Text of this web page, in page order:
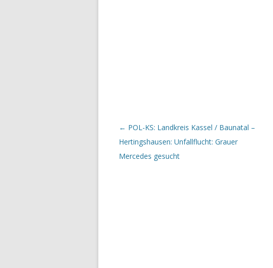
Beitrags-Navigation
← POL-KS: Landkreis Kassel / Baunatal –
Hertingshausen: Unfallflucht: Grauer
Mercedes gesucht